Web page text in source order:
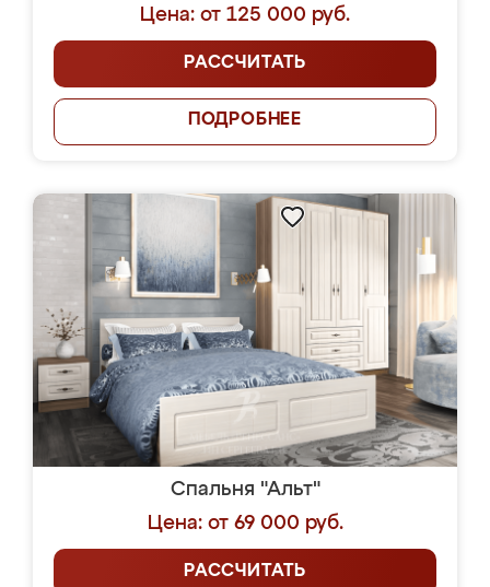
Цена: от 125 000 руб.
РАССЧИТАТЬ
ПОДРОБНЕЕ
Спальня "Альт"
Цена: от 69 000 руб.
РАССЧИТАТЬ